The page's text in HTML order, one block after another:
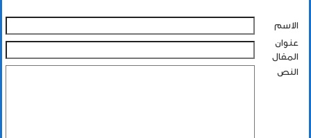
الاسم
عنوان
المقال
النص